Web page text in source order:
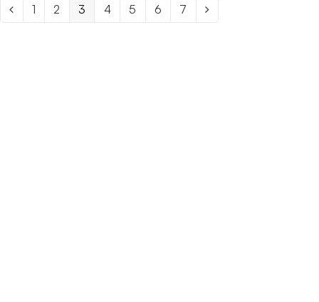
AnteriorPage
1 Page
2 Page
3 Page
4 Page
5 Page
6 Page
7